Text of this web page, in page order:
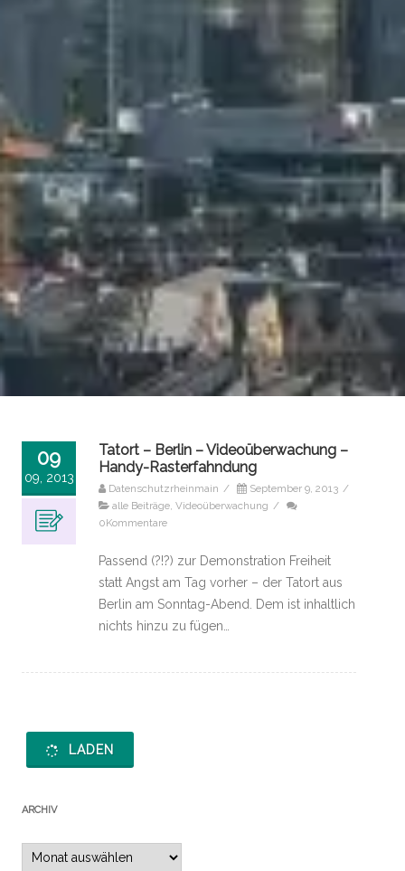
09
09, 2013
Tatort – Berlin – Videoüberwachung –
Handy-Rasterfahndung
Datenschutzrheinmain / September 9, 2013 /
alle Beiträge Videoüberwachung /
0Kommentare
Passend (?!?) zur Demonstration Freiheit
statt Angst am Tag vorher – der Tatort aus
Berlin am Sonntag-Abend. Dem ist inhaltlich
nichts hinzu zu fügen…
LADEN
ARCHIV
Archiv